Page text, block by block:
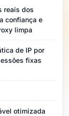
reais dos
confiança e
limpa
de IP por
fixas
otimizada